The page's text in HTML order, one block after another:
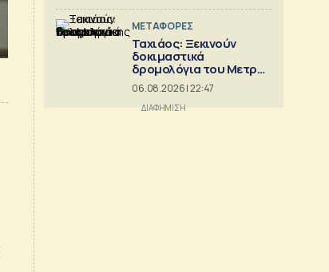
ΜΕΤΑΦΟΡΕΣ
Ταχιάος: Ξεκινούν
δοκιμαστικά
δρομολόγια του Μετρό
Θεσσαλονίκης προς
Καλαμαριά
06.08.2026 | 22:47